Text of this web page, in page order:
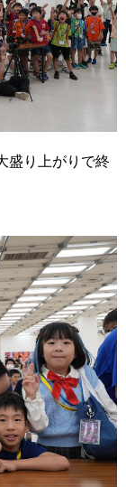
盛り上がりで終